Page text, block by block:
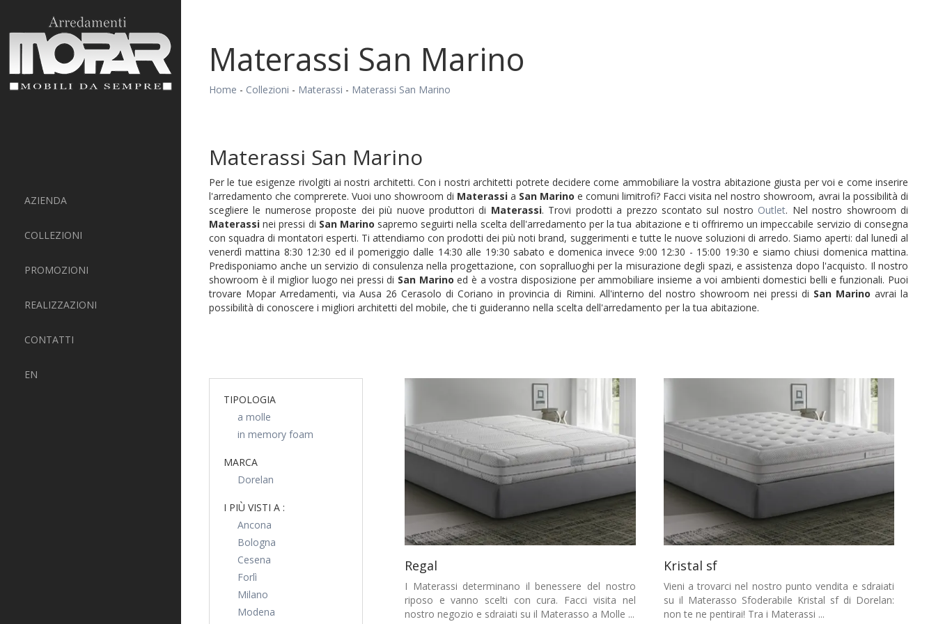
AZIENDA
COLLEZIONI
PROMOZIONI
REALIZZAZIONI
CONTATTI
EN
Materassi San Marino
Home - Collezioni - Materassi - Materassi San Marino
Materassi San Marino
Per le tue esigenze rivolgiti ai nostri architetti. Con i nostri architetti potrete decidere come ammobiliare la vostra abitazione giusta per voi e come inserire
l'arredamento che comprerete. Vuoi uno showroom di Materassi a San Marino e comuni limitrofi? Facci visita nel nostro showroom, avrai la possibilità di
scegliere le numerose proposte dei più nuove produttori di Materassi. Trovi prodotti a prezzo scontato sul nostro Outlet. Nel nostro showroom di
Materassi nei pressi di San Marino sapremo seguirti nella scelta dell'arredamento per la tua abitazione e ti offriremo un impeccabile servizio di consegna
con squadra di montatori esperti. Ti attendiamo con prodotti dei più noti brand, suggerimenti e tutte le nuove soluzioni di arredo. Siamo aperti: dal lunedì al
venerdì mattina 8:30 12:30 ed il pomeriggio dalle 14:30 alle 19:30 sabato e domenica invece 9:00 12:30 - 15:00 19:30 e siamo chiusi domenica mattina.
Predisponiamo anche un servizio di consulenza nella progettazione, con sopralluoghi per la misurazione degli spazi, e assistenza dopo l'acquisto. Il nostro
showroom è il miglior luogo nei pressi di San Marino ed è a vostra disposizione per ammobiliare insieme a voi ambienti domestici belli e funzionali. Puoi
trovare Mopar Arredamenti, via Ausa 26 Cerasolo di Coriano in provincia di Rimini. All'interno del nostro showroom nei pressi di San Marino avrai la
possibilità di conoscere i migliori architetti del mobile, che ti guideranno nella scelta dell'arredamento per la tua abitazione.
TIPOLOGIA
a molle
in memory foam
MARCA
Dorelan
I PIÙ VISTI A :
Ancona
Bologna
Cesena
Forlì
Milano
Modena
Regal
I Materassi determinano il benessere del nostro
riposo e vanno scelti con cura. Facci visita nel
nostro negozio e sdraiati su il Materasso a Molle ...
Kristal sf
Vieni a trovarci nel nostro punto vendita e sdraiati
su il Materasso Sfoderabile Kristal sf di Dorelan:
non te ne pentirai! Tra i Materassi ...